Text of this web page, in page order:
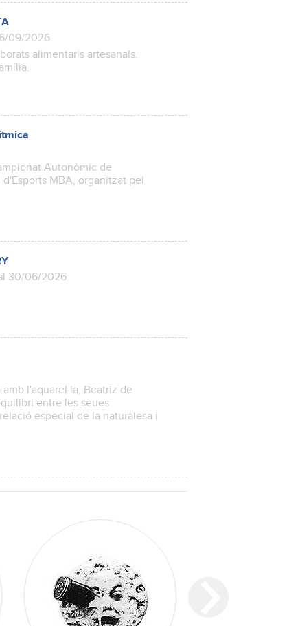
09/2026
alimentaris artesanals.
Autonòmic de
MBA, organitzat pel
30/06/2026
l'aquarel·la, Beatriz de
entre les seues
especial de la naturalesa i